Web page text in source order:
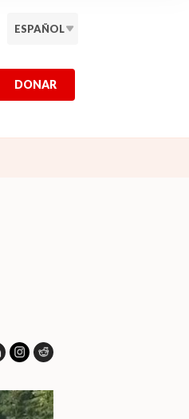
ESPAÑOL
DONAR